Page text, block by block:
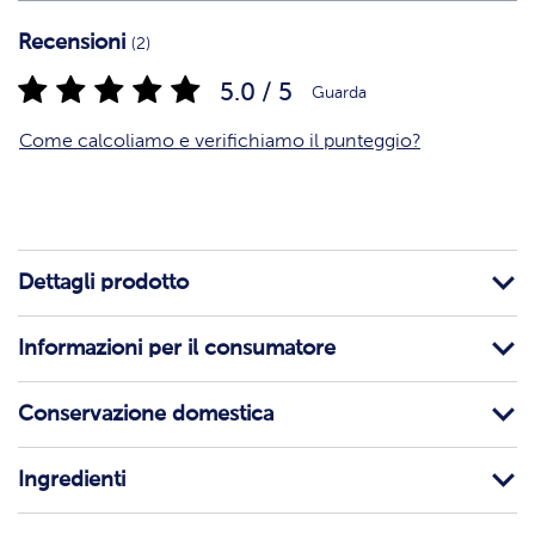
Recensioni (2)
5.0 / 5 Guarda
Come calcoliamo e verifichiamo il punteggio?
Dettagli prodotto
Informazioni per il consumatore
Conservazione domestica
Ingredienti